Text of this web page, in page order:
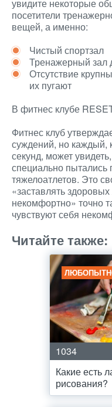
увидите некоторые
посетители
вещей, а именно:
Чистый спортзал
Тренажерный зал
Отсутствие
их пугают
В фитнес клубе
Фитнес клуб
суждений, но каждый,
секунд, может
специально пытались
тяжелоатлетов. Это
«заставлять
некомфортно» точно
чувствуют себя
Читайте также:
1034
Какие есть
рисования?